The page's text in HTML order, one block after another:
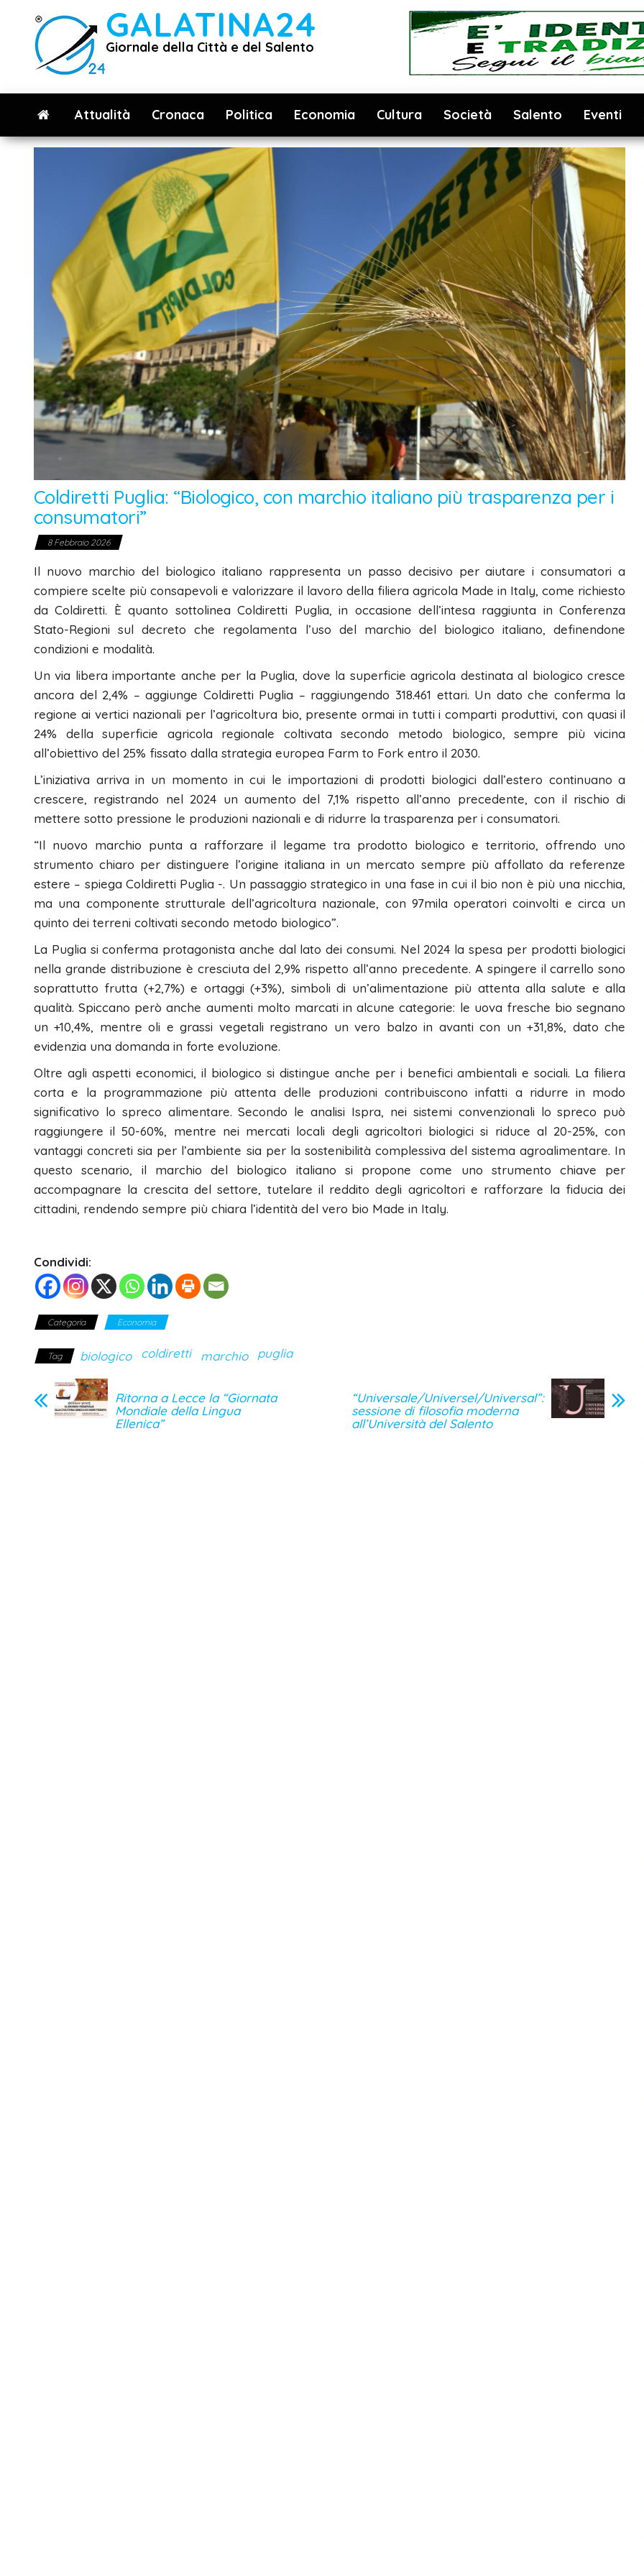
contenuto
GALATINA24
Giornale della Città e del Salento
Attualità Cronaca Politica Economia Cultura Società Salento Eventi
Coldiretti Puglia: “Biologico, con marchio italiano più trasparenza per i
consumatori”
8 Febbraio 2026
Il nuovo marchio del biologico italiano rappresenta un passo decisivo per aiutare i consumatori a
compiere scelte più consapevoli e valorizzare il lavoro della filiera agricola Made in Italy, come richiesto
da Coldiretti. È quanto sottolinea Coldiretti Puglia, in occasione dell’intesa raggiunta in Conferenza
Stato-Regioni sul decreto che regolamenta l’uso del marchio del biologico italiano, definendone
condizioni e modalità.
Un via libera importante anche per la Puglia, dove la superficie agricola destinata al biologico cresce
ancora del 2,4% – aggiunge Coldiretti Puglia – raggiungendo 318.461 ettari. Un dato che conferma la
regione ai vertici nazionali per l’agricoltura bio, presente ormai in tutti i comparti produttivi, con quasi il
24% della superficie agricola regionale coltivata secondo metodo biologico, sempre più vicina
all’obiettivo del 25% fissato dalla strategia europea Farm to Fork entro il 2030.
L’iniziativa arriva in un momento in cui le importazioni di prodotti biologici dall’estero continuano a
crescere, registrando nel 2024 un aumento del 7,1% rispetto all’anno precedente, con il rischio di
mettere sotto pressione le produzioni nazionali e di ridurre la trasparenza per i consumatori.
“Il nuovo marchio punta a rafforzare il legame tra prodotto biologico e territorio, offrendo uno
strumento chiaro per distinguere l’origine italiana in un mercato sempre più affollato da referenze
estere – spiega Coldiretti Puglia -. Un passaggio strategico in una fase in cui il bio non è più una nicchia,
ma una componente strutturale dell’agricoltura nazionale, con 97mila operatori coinvolti e circa un
quinto dei terreni coltivati secondo metodo biologico”.
La Puglia si conferma protagonista anche dal lato dei consumi. Nel 2024 la spesa per prodotti biologici
nella grande distribuzione è cresciuta del 2,9% rispetto all’anno precedente. A spingere il carrello sono
soprattutto frutta (+2,7%) e ortaggi (+3%), simboli di un’alimentazione più attenta alla salute e alla
qualità. Spiccano però anche aumenti molto marcati in alcune categorie: le uova fresche bio segnano
un +10,4%, mentre oli e grassi vegetali registrano un vero balzo in avanti con un +31,8%, dato che
evidenzia una domanda in forte evoluzione.
Oltre agli aspetti economici, il biologico si distingue anche per i benefici ambientali e sociali. La filiera
corta e la programmazione più attenta delle produzioni contribuiscono infatti a ridurre in modo
significativo lo spreco alimentare. Secondo le analisi Ispra, nei sistemi convenzionali lo spreco può
raggiungere il 50-60%, mentre nei mercati locali degli agricoltori biologici si riduce al 20-25%, con
vantaggi concreti sia per l’ambiente sia per la sostenibilità complessiva del sistema agroalimentare. In
questo scenario, il marchio del biologico italiano si propone come uno strumento chiave per
accompagnare la crescita del settore, tutelare il reddito degli agricoltori e rafforzare la fiducia dei
cittadini, rendendo sempre più chiara l’identità del vero bio Made in Italy.
Condividi:
Categoria Economia
Tag biologico coldiretti marchio puglia
Ritorna a Lecce la “Giornata
Mondiale della Lingua
Ellenica”
“Universale/Universel/Universal”:
sessione di filosofia moderna
all’Università del Salento